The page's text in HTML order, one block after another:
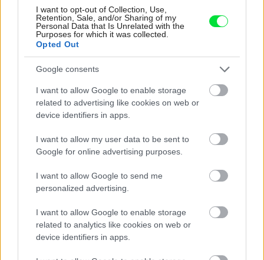
I want to opt-out of Collection, Use,
Retention, Sale, and/or Sharing of my
Personal Data that Is Unrelated with the
Purposes for which it was collected.
Opted Out
Google consents
I want to allow Google to enable storage
related to advertising like cookies on web or
device identifiers in apps.
I want to allow my user data to be sent to
Google for online advertising purposes.
I want to allow Google to send me
personalized advertising.
I want to allow Google to enable storage
related to analytics like cookies on web or
device identifiers in apps.
Môj dom 07-08/2026